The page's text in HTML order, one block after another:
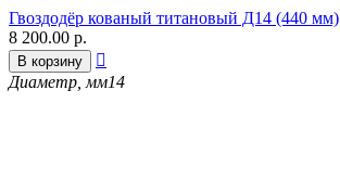
Гвоздодёр кованый титановый Д14 (440 мм)
8 200.00 р.
В корзину

Диаметр, мм14